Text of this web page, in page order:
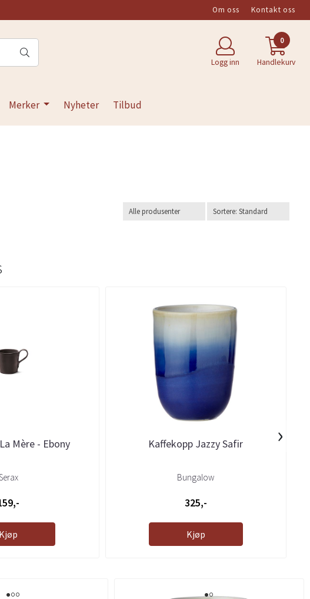
Om oss Kontakt oss
Logg inn
0
Handlekurv
Merker Nyheter Tilbud
Mère - Ebony
Kjøp
Kaffekopp Jazzy Safir
Bungalow
325,-
Kjøp
›